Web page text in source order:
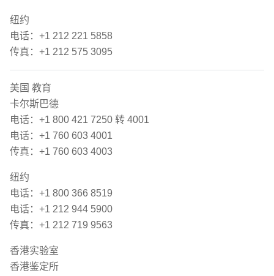
纽约
电话：+1 212 221 5858
传真：+1 212 575 3095
美国 教育
卡尔斯巴德
电话：+1 800 421 7250 转 4001
电话：+1 760 603 4001
传真：+1 760 603 4003
纽约
电话：+1 800 366 8519
电话：+1 212 944 5900
传真：+1 212 719 9563
香港实验室
香港鉴定所